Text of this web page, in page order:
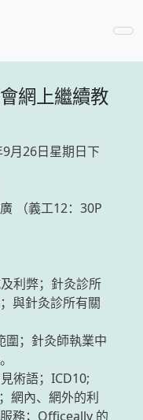
網上繼續教
月26日星期日下
（義工12：30P
利弊；針灸診所
與針灸診所有關
圍；針灸師執業中
術語；ICD10;
網內、網外的利
務；Officeally 的